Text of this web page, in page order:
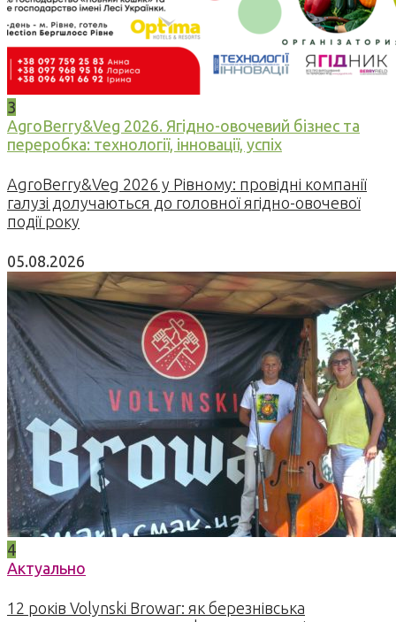
3
AgroBerry&Veg 2026. Ягідно-овочевий бізнес та
переробка: технології, інновації, успіх
AgroBerry&Veg 2026 у Рівному: провідні компанії
галузі долучаються до головної ягідно-овочевої
події року
05.08.2026
4
Актуально
12 років Volynski Browar: як березнівська